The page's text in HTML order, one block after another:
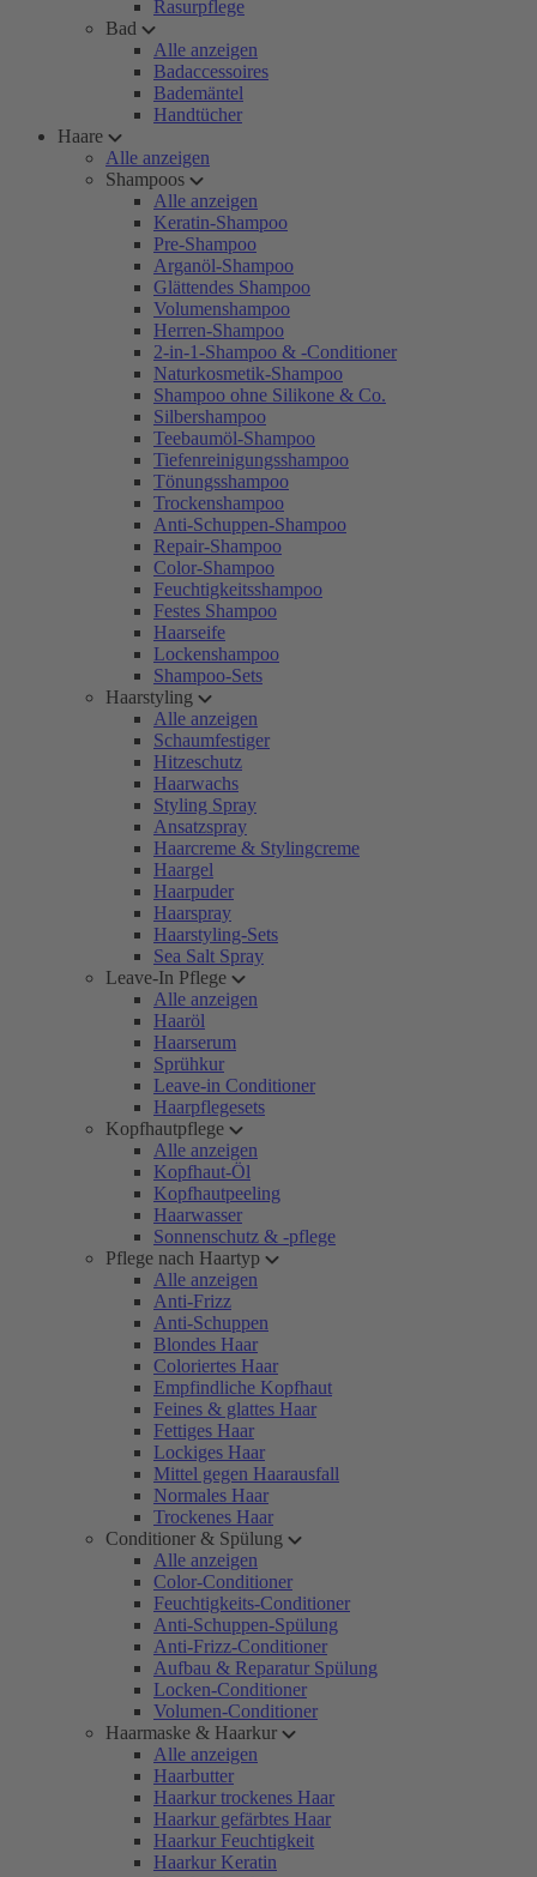
Rasurpflege
Bad
Alle anzeigen
Badaccessoires
Bademäntel
Handtücher
Haare
Alle anzeigen
Shampoos
Alle anzeigen
Keratin-Shampoo
Pre-Shampoo
Arganöl-Shampoo
Glättendes Shampoo
Volumenshampoo
Herren-Shampoo
2-in-1-Shampoo & -Conditioner
Naturkosmetik-Shampoo
Shampoo ohne Silikone & Co.
Silbershampoo
Teebaumöl-Shampoo
Tiefenreinigungsshampoo
Tönungsshampoo
Trockenshampoo
Anti-Schuppen-Shampoo
Repair-Shampoo
Color-Shampoo
Feuchtigkeitsshampoo
Festes Shampoo
Haarseife
Lockenshampoo
Shampoo-Sets
Haarstyling
Alle anzeigen
Schaumfestiger
Hitzeschutz
Haarwachs
Styling Spray
Ansatzspray
Haarcreme & Stylingcreme
Haargel
Haarpuder
Haarspray
Haarstyling-Sets
Sea Salt Spray
Leave-In Pflege
Alle anzeigen
Haaröl
Haarserum
Sprühkur
Leave-in Conditioner
Haarpflegesets
Kopfhautpflege
Alle anzeigen
Kopfhaut-Öl
Kopfhautpeeling
Haarwasser
Sonnenschutz & -pflege
Pflege nach Haartyp
Alle anzeigen
Anti-Frizz
Anti-Schuppen
Blondes Haar
Coloriertes Haar
Empfindliche Kopfhaut
Feines & glattes Haar
Fettiges Haar
Lockiges Haar
Mittel gegen Haarausfall
Normales Haar
Trockenes Haar
Conditioner & Spülung
Alle anzeigen
Color-Conditioner
Feuchtigkeits-Conditioner
Anti-Schuppen-Spülung
Anti-Frizz-Conditioner
Aufbau & Reparatur Spülung
Locken-Conditioner
Volumen-Conditioner
Haarmaske & Haarkur
Alle anzeigen
Haarbutter
Haarkur trockenes Haar
Haarkur gefärbtes Haar
Haarkur Feuchtigkeit
Haarkur Keratin